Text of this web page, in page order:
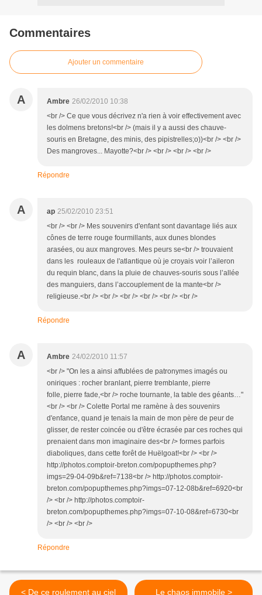
Commentaires
Ajouter un commentaire
A Ambre 26/02/2010 10:38
<br /> Ce que vous décrivez n'a rien à voir effectivement avec
les dolmens bretons!<br /> (mais il y a aussi des chauve-
souris en Bretagne, des minis, des pipistrelles;o))<br /> <br />
Des mangroves... Mayotte?<br /> <br /> <br /> <br />
Répondre
A ap 25/02/2010 23:51
<br /> <br /> Mes souvenirs d'enfant sont davantage liés aux
cônes de terre rouge fourmillants, aux dunes blondes
arasées, ou aux mangroves. Mes peurs se<br /> trouvaient
dans les rouleaux de l'atlantique où je croyais voir l’aileron
du requin blanc, dans la pluie de chauves-souris sous l’allée
des manguiers, dans l’accouplement de la mante<br />
religieuse.<br /> <br /> <br /> <br /> <br /> <br />
Répondre
A Ambre 24/02/2010 11:57
<br /> "On les a ainsi affublées de patronymes imagés ou
oniriques : rocher branlant, pierre tremblante, pierre
folle, pierre fade,<br /> roche tournante, la table des géants…"
<br /> <br /> Colette Portal me ramène à des souvenirs
d'enfance, quand je tenais la main de mon père de peur de
glisser, de rester coincée ou d'être écrasée par ces roches qui
prenaient dans mon imaginaire des<br /> formes parfois
diaboliques, dans cette forêt de Huëlgoat!<br /> <br />
http://photos.comptoir-breton.com/popupthemes.php?
imgs=29-04-09b&ref=7138<br /> http://photos.comptoir-
breton.com/popupthemes.php?imgs=07-12-08b&ref=6920<br
/> <br /> http://photos.comptoir-
breton.com/popupthemes.php?imgs=07-10-08&ref=6730<br
/> <br /> <br />
Répondre
< De ce roulement au ciel
Le chaos immobile >